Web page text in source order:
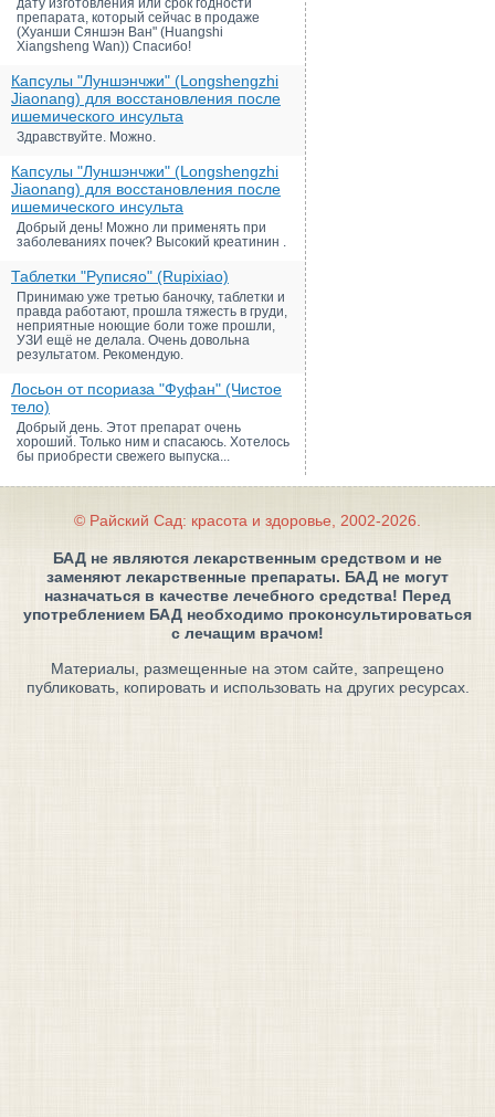
дату изготовления или срок годности
препарата, который сейчас в продаже
(Хуанши Сяншэн Ван" (Huangshi
Xiangsheng Wan)) Спасибо!
Капсулы "Луншэнчжи" (Longshengzhi
Jiaonang) для восстановления после
ишемического инсульта
Здравствуйте. Можно.
Капсулы "Луншэнчжи" (Longshengzhi
Jiaonang) для восстановления после
ишемического инсульта
Добрый день! Можно ли применять при
заболеваниях почек? Высокий креатинин .
Таблетки "Руписяо" (Rupixiao)
Принимаю уже третью баночку, таблетки и
правда работают, прошла тяжесть в груди,
неприятные ноющие боли тоже прошли,
УЗИ ещё не делала. Очень довольна
результатом. Рекомендую.
Лосьон от псориаза "Фуфан" (Чистое
тело)
Добрый день. Этот препарат очень
хороший. Только ним и спасаюсь. Хотелось
бы приобрести свежего выпуска...
© Райский Сад: красота и здоровье, 2002-2026.
БАД не являются лекарственным средством и не
заменяют лекарственные препараты. БАД не могут
назначаться в качестве лечебного средства! Перед
употреблением БАД необходимо проконсультироваться
с лечащим врачом!
Материалы, размещенные на этом сайте, запрещено
публиковать, копировать и использовать на других ресурсах.